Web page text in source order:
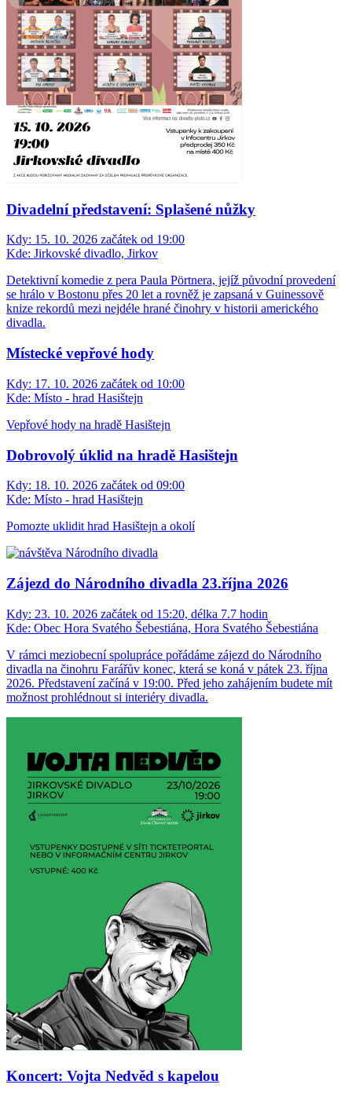
Divadelní představení: Splašené nůžky
Kdy: 15. 10. 2026 začátek od 19:00
Kde: Jirkovské divadlo, Jirkov
Detektivní komedie z pera Paula Pörtnera, jejíž původní provedení
se hrálo v Bostonu přes 20 let a rovněž je zapsaná v Guinessově
knize rekordů mezi nejdéle hrané činohry v historii amerického
divadla.
Místecké vepřové hody
Kdy: 17. 10. 2026 začátek od 10:00
Kde: Místo - hrad Hasištejn
Vepřové hody na hradě Hasištejn
Dobrovolý úklid na hradě Hasištejn
Kdy: 18. 10. 2026 začátek od 09:00
Kde: Místo - hrad Hasištejn
Pomozte uklidit hrad Hasištejn a okolí
Zájezd do Národního divadla 23.října 2026
Kdy: 23. 10. 2026 začátek od 15:20, délka 7.7 hodin
Kde: Obec Hora Svatého Šebestiána, Hora Svatého Šebestiána
V rámci meziobecní spolupráce pořádáme zájezd do Národního
divadla na činohru Farářův konec, která se koná v pátek 23. října
2026. Představení začíná v 19:00. Před jeho zahájením budete mít
možnost prohlédnout si interiéry divadla.
Koncert: Vojta Nedvěd s kapelou